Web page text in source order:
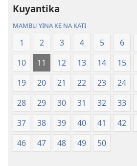
Kuyantika
MAMBU YINA KE NA KATI
1 2 3 4 5 6
10
11 12 13 14 15
19
20 21 22 23 24
28
29 30 31 32 33
37
38 39 40 41 42
46
47 48 49 50